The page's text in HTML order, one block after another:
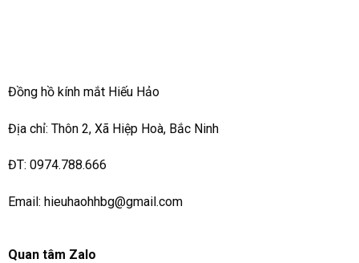
Đồng hồ kính mắt Hiếu Hảo
Địa chỉ: Thôn 2, Xã Hiệp Hoà, Bắc Ninh
ĐT: 0974.788.666
Email: hieuhaohhbg@gmail.com
Quan tâm Zalo